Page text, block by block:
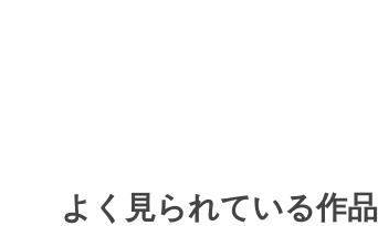
よく見られている作品